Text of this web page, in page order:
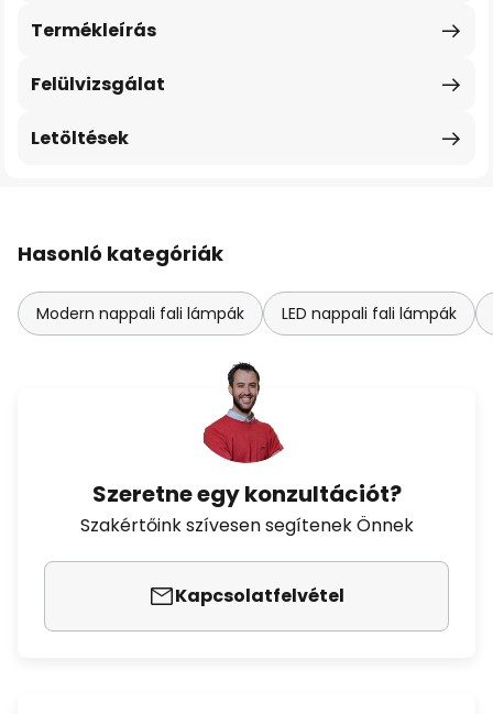
Termékleírás
Felülvizsgálat
Letöltések
Hasonló kategóriák
Modern nappali fali lámpák LED nappali fali lámpák
Szeretne egy konzultációt?
Szakértőink szívesen segítenek Önnek
Kapcsolatfelvétel